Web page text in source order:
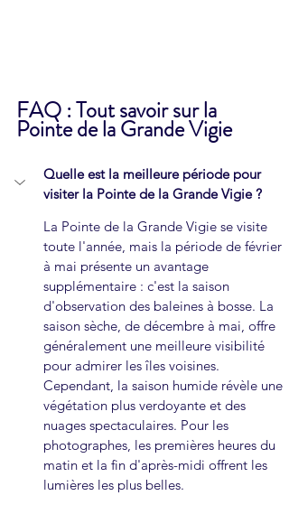
FAQ : Tout savoir sur la
Pointe de la Grande Vigie
Quelle est la meilleure période pour
visiter la Pointe de la Grande Vigie ?
La Pointe de la Grande Vigie se visite
toute l'année, mais la période de février
à mai présente un avantage
supplémentaire : c'est la saison
d'observation des baleines à bosse. La
saison sèche, de décembre à mai, offre
généralement une meilleure visibilité
pour admirer les îles voisines.
Cependant, la saison humide révèle une
végétation plus verdoyante et des
nuages spectaculaires. Pour les
photographes, les premières heures du
matin et la fin d'après-midi offrent les
lumières les plus belles.